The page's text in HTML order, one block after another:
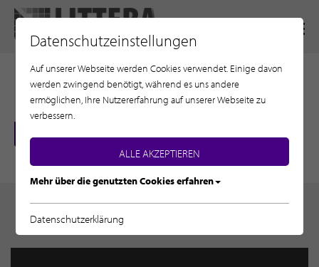
HOME
SERVICE
SCHULUNGEN
LITTERAre Katalog
Datenschutzeinstellungen
Auf unserer Webseite werden Cookies verwendet. Einige davon
werden zwingend benötigt, während es uns andere
ermöglichen, Ihre Nutzererfahrung auf unserer Webseite zu
verbessern.
ALLE AKZEPTIEREN
Mehr über die genutzten Cookies erfahren
Datenschutzerklärung